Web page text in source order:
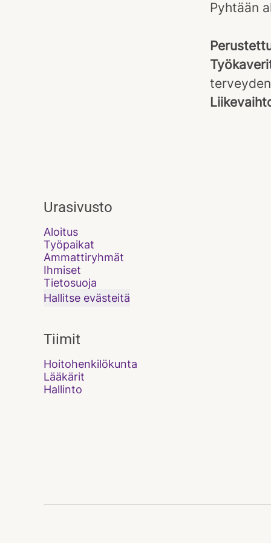
Pyhtään
Urasivusto
Aloitus
Työpaikat
Ammattiryhmät
Ihmiset
Tietosuoja
Hallitse evästeitä
Tiimit
Hoitohenkilökunta
Lääkärit
Hallinto